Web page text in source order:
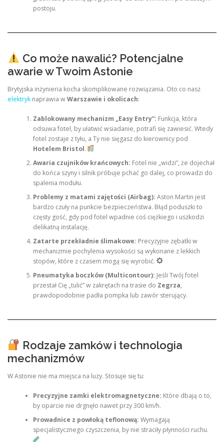
postoju.
Co może nawalić? Potencjalne
awarie w Twoim Astonie
Brytyjska inżynieria kocha skomplikowane rozwiązania. Oto co nasz
elektryk naprawia wWarszawie i okolicach:
Zablokowany mechanizm „Easy Entry”: Funkcja, która
odsuwa fotel, by ułatwić wsiadanie, potrafi się zawiesić. Wtedy
fotel zostaje z tyłu, a Ty nie sięgasz do kierownicy pod
Hotelem Bristol.
Awaria czujników krańcowych: Fotel nie „widzi”, że dojechał
do końca szyny i silnik próbuje pchać go dalej, co prowadzi do
spalenia modułu.
Problemy z matami zajętości (Airbag): Aston Martin jest
bardzo czuły na punkcie bezpieczeństwa. Błąd poduszki to
częsty gość, gdy pod fotel wpadnie coś ciężkiego i uszkodzi
delikatną instalację.
Zatarte przekładnie ślimakowe: Precyzyjne zębatki w
mechanizmie pochylenia wysokości są wykonane z lekkich
stopów, które z czasem mogą się wyrobić.
Pneumatyka boczków (Multicontour): Jeśli Twój fotel
przestał Cię „tulić” w zakrętach na trasie do Zegrza,
prawdopodobnie padła pompka lub zawór sterujący.
Rodzaje zamków i technologia
mechanizmów
W Astonie nie ma miejsca na luzy. Stosuje się tu:
Precyzyjne zamki elektromagnetyczne: Które dbają o to,
by oparcie nie drgnęło nawet przy 300 km/h.
Prowadnice z powłoką teflonową: Wymagają
specjalistycznego czyszczenia, by nie straciły płynności ruchu.